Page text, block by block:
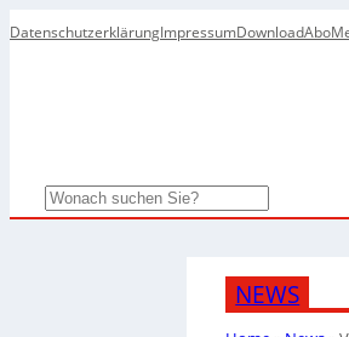
DatenschutzerklärungImpressumDownloadAbo
Search
NEWS